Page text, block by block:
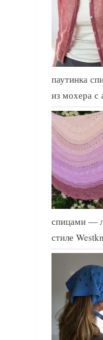
паутинка
из мохера
спицами —
стиле